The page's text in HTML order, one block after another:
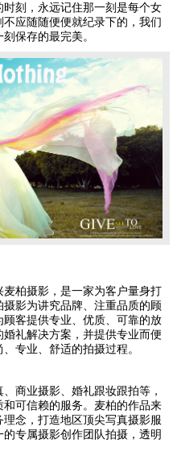
刻，永远记住那一刻是每个女
应随随便便就纪录下的，我们
保存的最完美。
柏摄影，是一家为客户量身打
影为讲究品牌、注重品质的顾
客提供专业、优质、可靠的放
礼解决方案，并提供专业而便
专业、舒适的拍摄过程。
商业摄影、婚礼跟妆跟拍等，
可信赖的服务。麦柏的作品来
念，打造地区顶尖写真摄影服
专属摄影创作团队拍摄，透明